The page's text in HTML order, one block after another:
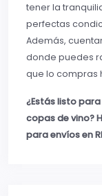
tener la
perfectas
Además,
donde puedes
que lo compras
¿Estás listo
copas de vino?
para envíos en